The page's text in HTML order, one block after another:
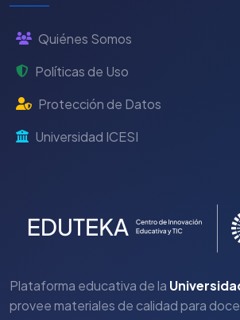
Quiénes Somos
Políticas de Uso
Protección de Datos
Universidad ICESI
Plataforma educativa de la
provee materiales de calidad para